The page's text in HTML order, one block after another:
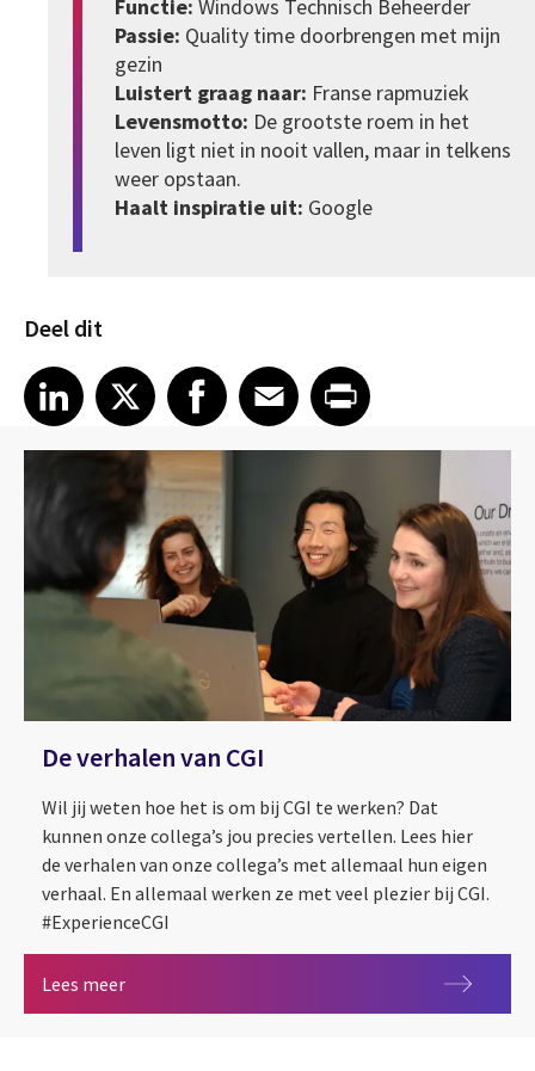
Functie: Windows Technisch Beheerder
Passie: Quality time doorbrengen met mijn
gezin
Luistert graag naar: Franse rapmuziek
Levensmotto: De grootste roem in het
leven ligt niet in nooit vallen, maar in telkens
weer opstaan.
Haalt inspiratie uit: Google
Deel dit
Share article on LinkedIn
LinkedIn
Share article on XShare article on Facebook
Facebook
Share article on Email
EmailShare article on Print
De verhalen van CGI
Wil jij weten hoe het is om bij CGI te werken? Dat
kunnen onze collega’s jou precies vertellen. Lees hier
de verhalen van onze collega’s met allemaal hun eigen
verhaal. En allemaal werken ze met veel plezier bij CGI.
#ExperienceCGI
Lees meerDe verhalen van CGI